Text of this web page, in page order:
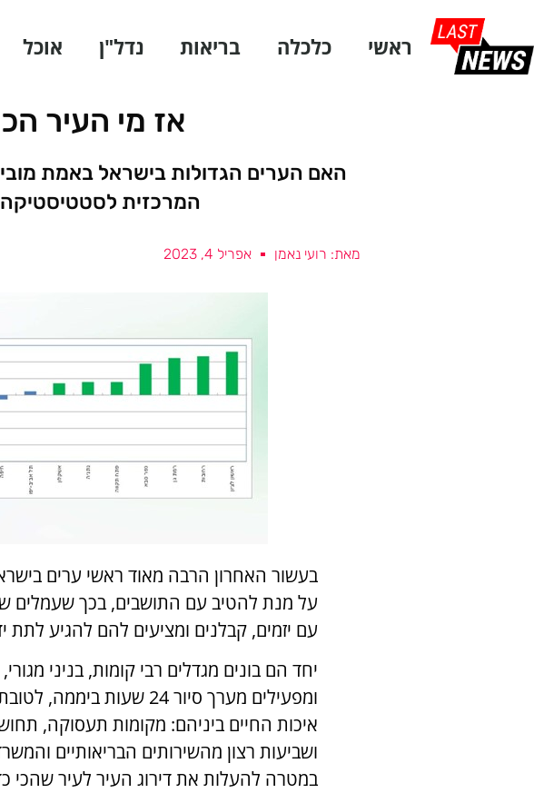
ראשי כלכלה בריאות נדל"ן אוכל
אז מי העיר
האם הערים הגדולות בישראל באמת
המרכזית
מאת: רועי נאמן אפריל 4, 2023
בעשור האחרון הרבה מאוד ראשי ערים
על מנת להטיב עם התושבים, בכך שעמלים
עם יזמים, קבלנים ומציעים להם להגיע לתת
יחד הם בונים מגדלים רבי קומות, בניני
ומפעילים מערך סיור 24
איכות החיים ביניהם: מקומות תעסוקה,
ושביעות רצון מהשירותים הבריאותיים
במטרה להעלות את דירוג העיר לעיר שהכי